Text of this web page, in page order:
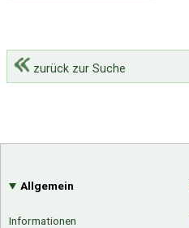
zurück zur Suche
Allgemein
Informationen